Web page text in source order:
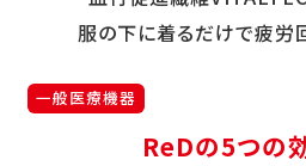
服の下に着るだけで疲労
一般医療機器
ReDの5つの